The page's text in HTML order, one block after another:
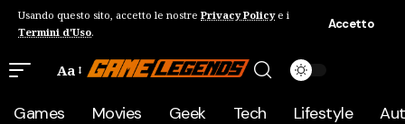
Usando questo sito, accetto le nostre Privacy Policye i
Termini d'Uso.
Accetto
Aa
Games Movies Geek Tech Lifestyle